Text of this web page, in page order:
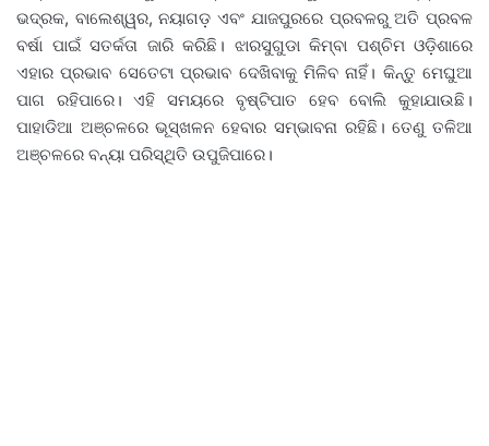
ଭଦ୍ରକ, ବାଲେଶ୍ୱର, ନୟାଗଡ଼ ଏବଂ ଯାଜପୁରରେ ପ୍ରବଳରୁ ଅତି ପ୍ରବଳ
ବର୍ଷା ପାଇଁ ସତର୍କତା ଜାରି କରିଛି। ଝାରସୁଗୁଡା କିମ୍ବା ପଶ୍ଚିମ ଓଡ଼ିଶାରେ
ଏହାର ପ୍ରଭାବ ସେତେଟା ପ୍ରଭାବ ଦେଖିବାକୁ ମିଳିବ ନାହିଁ। କିନ୍ତୁ ମେଘୁଆ
ପାଗ ରହିପାରେ। ଏହି ସମୟରେ ବୃଷ୍ଟିପାତ ହେବ ବୋଲି କୁହାଯାଉଛି।
ପାହାଡିଆ ଅଞ୍ଚଳରେ ଭୂସ୍ଖଳନ ହେବାର ସମ୍ଭାବନା ରହିଛି। ତେଣୁ ତଳିଆ
ଅଞ୍ଚଳରେ ବନ୍ୟା ପରିସ୍ଥିତି ଉପୁଜିପାରେ।